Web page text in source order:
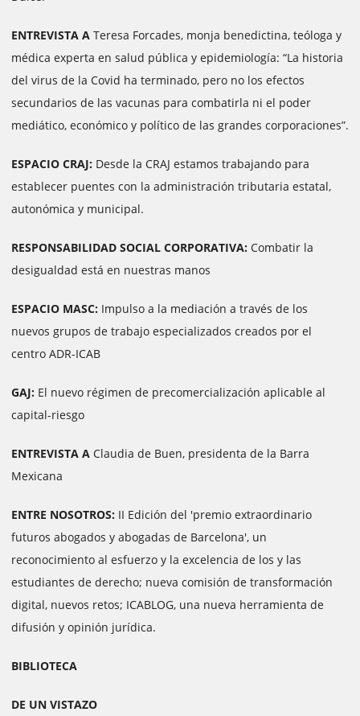
ENTREVISTA A Teresa Forcades, monja benedictina, teóloga y
médica experta en salud pública y epidemiología: “La historia
del virus de la Covid ha terminado, pero no los efectos
secundarios de las vacunas para combatirla ni el poder
mediático, económico y político de las grandes corporaciones”.
ESPACIO CRAJ: Desde la CRAJ estamos trabajando para
establecer puentes con la administración tributaria estatal,
autonómica y municipal.
RESPONSABILIDAD SOCIAL CORPORATIVA: Combatir la
desigualdad está en nuestras manos
ESPACIO MASC: Impulso a la mediación a través de los
nuevos grupos de trabajo especializados creados por el
centro ADR-ICAB
GAJ: El nuevo régimen de precomercialización aplicable al
capital-riesgo
ENTREVISTA A Claudia de Buen, presidenta de la Barra
Mexicana
ENTRE NOSOTROS: II Edición del 'premio extraordinario
futuros abogados y abogadas de Barcelona', un
reconocimiento al esfuerzo y la excelencia de los y las
estudiantes de derecho; nueva comisión de transformación
digital, nuevos retos; ICABLOG, una nueva herramienta de
difusión y opinión jurídica.
BIBLIOTECA
DE UN VISTAZO